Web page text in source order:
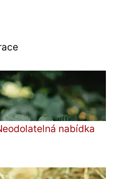
nabídka